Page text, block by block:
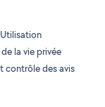
la vie privée
contrôle des avis